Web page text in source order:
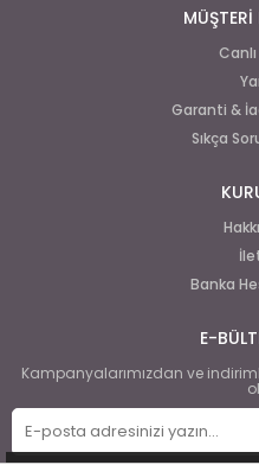
MÜŞTERİ
Garanti &
Sıkça
Banka
E-
Kampanyalarımızdan ve